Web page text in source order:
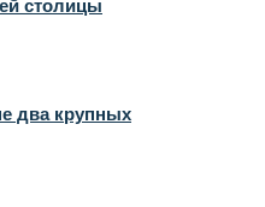
два крупных